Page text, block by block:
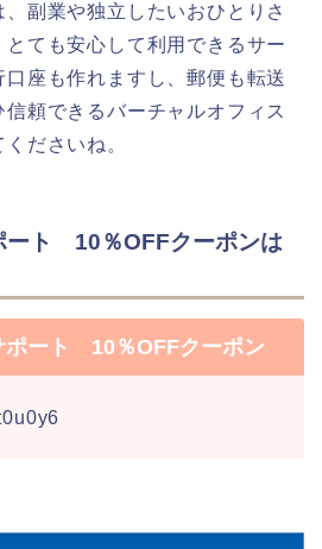
副業や独立したいおひとりさ
とても安心して利用できるサー
口座も作れますし、郵便も転送
頼できるバーチャルオフィス
ださいね。
ート 10％OFFクーポンは
ポート 10％OFFクーポン